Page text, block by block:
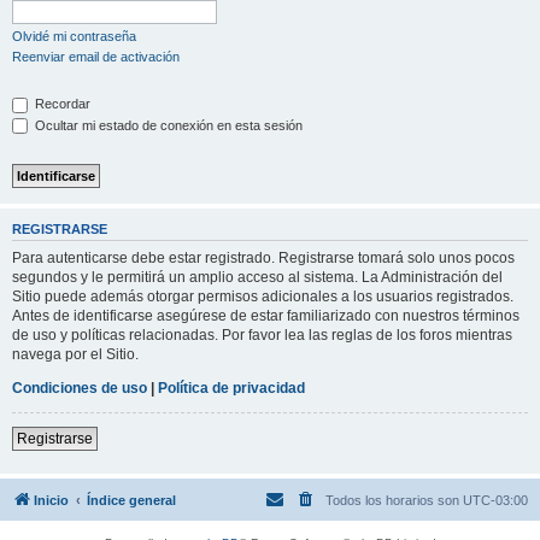
Olvidé mi contraseña
Reenviar email de activación
Recordar
Ocultar mi estado de conexión en esta sesión
REGISTRARSE
Para autenticarse debe estar registrado. Registrarse tomará solo unos pocos
segundos y le permitirá un amplio acceso al sistema. La Administración del
Sitio puede además otorgar permisos adicionales a los usuarios registrados.
Antes de identificarse asegúrese de estar familiarizado con nuestros términos
de uso y políticas relacionadas. Por favor lea las reglas de los foros mientras
navega por el Sitio.
Condiciones de uso | Política de privacidad
Registrarse
Inicio Índice general Todos los horarios son UTC-03:00